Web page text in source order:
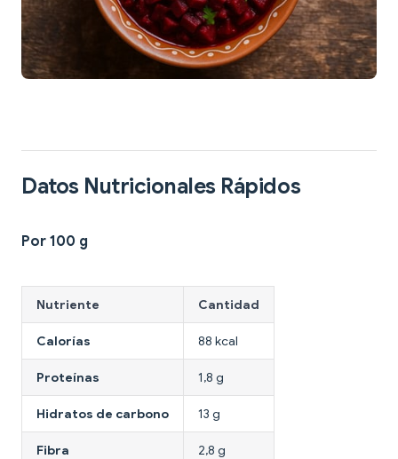
Datos Nutricionales Rápidos
Por 100 g
Nutriente Cantidad
Calorías 88 kcal
Proteínas 1,8 g
Hidratos de carbono 13 g
Fibra 2,8 g